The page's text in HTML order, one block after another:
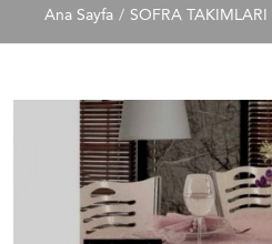
Ana Sayfa SOFRA TAKIMLARI